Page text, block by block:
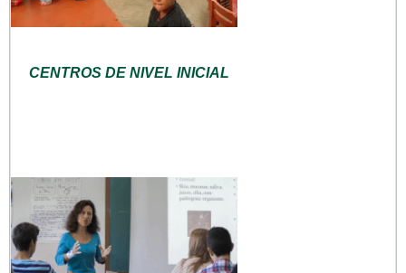
CENTROS DE NIVEL INICIAL